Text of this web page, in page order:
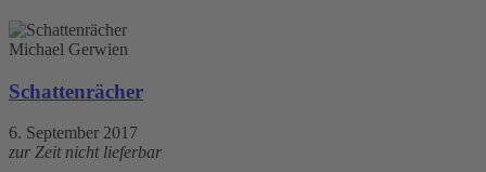
Michael Gerwien
Schattenrächer
6. September 2017
zur Zeit nicht lieferbar